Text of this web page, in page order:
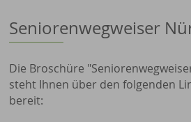
Seniorenwegweiser
Die Broschüre
steht Ihnen über den folgenden
bereit: